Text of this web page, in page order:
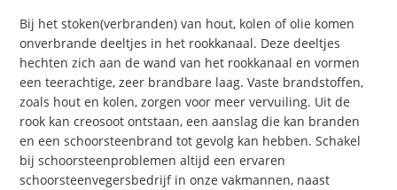
Bij het stoken(verbranden) van hout, kolen of olie komen
onverbrande deeltjes in het rookkanaal. Deze deeltjes
hechten zich aan de wand van het rookkanaal en vormen
een teerachtige, zeer brandbare laag. Vaste brandstoffen,
zoals hout en kolen, zorgen voor meer vervuiling. Uit de
rook kan creosoot ontstaan, een aanslag die kan branden
en een schoorsteenbrand tot gevolg kan hebben. Schakel
bij schoorsteenproblemen altijd een ervaren
schoorsteenvegersbedrijf in onze vakmannen, naast